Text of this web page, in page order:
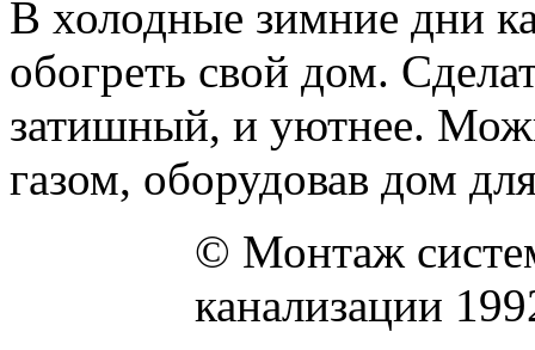
В холодные зимние дни
обогреть свой дом.
затишный, и уютнее.
газом, оборудовав дом
© Монтаж
канализации